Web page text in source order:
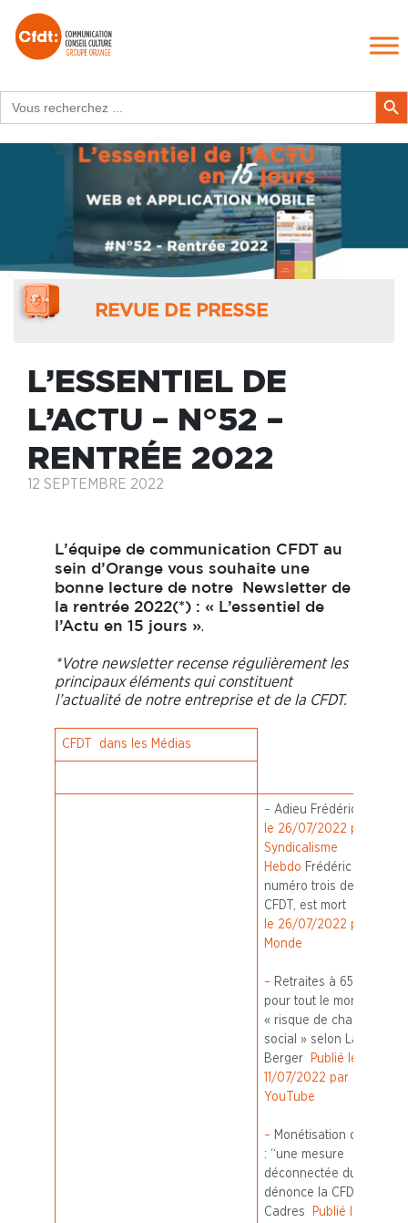
for:
Search
REVUE DE PRESSE
L’ESSENTIEL DE
L’ACTU – N°52 –
RENTRÉE 2022
12 SEPTEMBRE 2022
L’équipe de communication CFDT au
sein d’Orange vous souhaite une
bonne lecture de notre Newsletter de
la rentrée 2022(*) : « L’essentiel de
l’Actu en 15 jours ».
*Votre newsletter recense régulièrement les
principaux éléments qui constituent
l’actualité de notre entreprise et de la CFDT.
CFDT dans les Médias
– Adieu Frédéric
le 26/07/2022 par
Syndicalisme
Hebdo Frédéric Sève,
numéro trois de la
CFDT, est mort
le 26/07/2022 par Le
Monde
– Retraites à 65 ans
pour tout le monde : un
« risque de chaos
social » selon Laurent
Berger Publié le
11/07/2022 par
YouTube
– Monétisation des RTT
: “une mesure
déconnectée du réel”,
dénonce la CFDT-
Cadres
Publié le